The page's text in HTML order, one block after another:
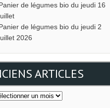
de légumes bio du jeudi 16
de légumes bio du jeudi 2
2026
ARTICLES